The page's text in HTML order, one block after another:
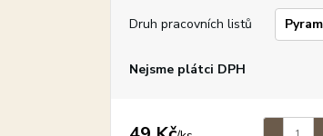
Druh pracovních listů
Nejsme plátci DPH